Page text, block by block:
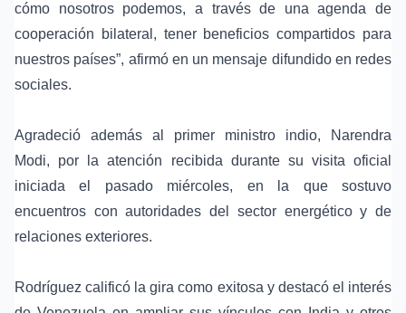
cómo nosotros podemos, a través de una agenda de
cooperación bilateral, tener beneficios compartidos para
nuestros países”, afirmó en un mensaje difundido en redes
sociales.
Agradeció además al primer ministro indio,
Narendra
Modi, por la atención recibida durante su visita oficial
iniciada el pasado miércoles, en la que sostuvo
encuentros con autoridades del sector energético y de
relaciones exteriores.
Rodríguez calificó la gira como exitosa y destacó el interés